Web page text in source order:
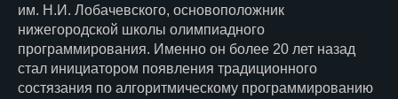
им. Н.И. Лобачевского, основоположник
нижегородской школы олимпиадного
программирования. Именно он более 20 лет назад
стал инициатором появления традиционного
состязания по алгоритмическому программированию